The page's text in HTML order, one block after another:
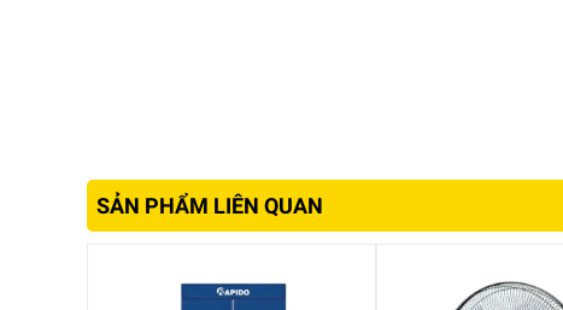
Gió nhẹ: phù hợp khi ngủ hoặc khi thời tiết mát
Gió trung bình: sử dụng trong sinh hoạt hàng ngày
SẢN PHẨM LIÊN QUAN